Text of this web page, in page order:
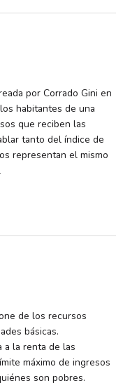
por Corrado Gini en
habitantes de una
que reciben las
tanto del índice de
representan el mismo
de los recursos
básicas.
a la renta de las
máximo de ingresos
son pobres.